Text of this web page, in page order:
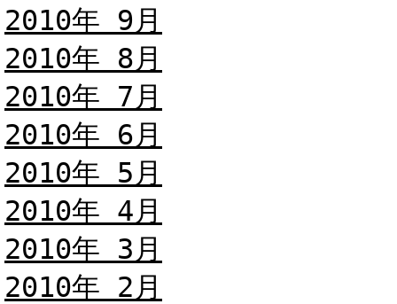
2010年 9月
2010年 8月
2010年 7月
2010年 6月
2010年 5月
2010年 4月
2010年 3月
2010年 2月